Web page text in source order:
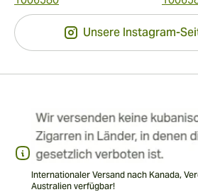
Unsere Instagram-
Internationaler Versand nach Kanada,
Australien verfügbar!